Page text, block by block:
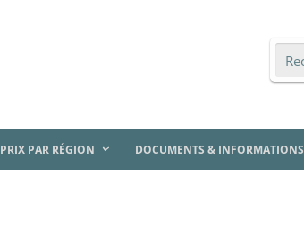
PRIX PAR RÉGION DOCUMENTS & INFORMATIONS